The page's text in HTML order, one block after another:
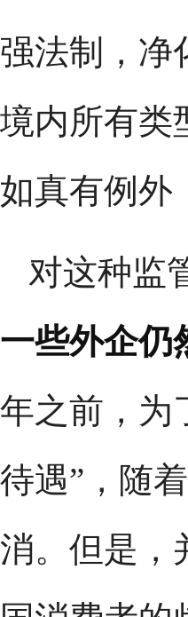
强法制，净
境内所有类
如真有例外
对这种监
一些外企仍
年之前，为
待遇”，随
消。但是，